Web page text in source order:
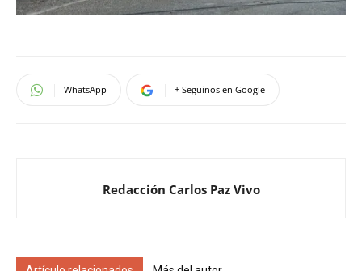
WhatsApp + Seguinos en Google
Redacción Carlos Paz Vivo